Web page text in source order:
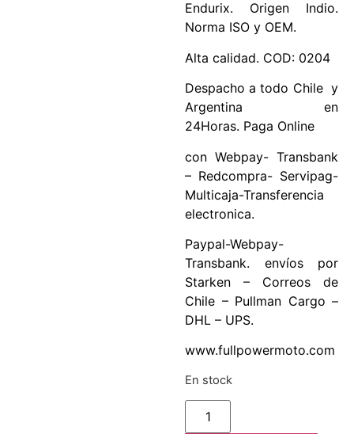
Endurix. Origen Indio.
Norma ISO y OEM.
Alta calidad. COD: 0204
Despacho a todo Chile y
Argentina en
24Horas. Paga Online
con Webpay- Transbank
– Redcompra- Servipag-
Multicaja-Transferencia
electronica.
Paypal-Webpay-
Transbank. envíos por
Starken – Correos de
Chile – Pullman Cargo –
DHL – UPS.
www.fullpowermoto.com
En stock